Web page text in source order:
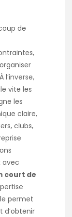
de
l’inverse,
vite les
les
claire,
clubs,
avec
court de
permet
d’obtenir